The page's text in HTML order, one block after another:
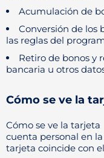
Acumulación de
Conversión de los
las reglas del
Retiro de bonos y
bancaria u otros
Cómo se ve la
Cómo se ve la
cuenta personal en
tarjeta coincide con